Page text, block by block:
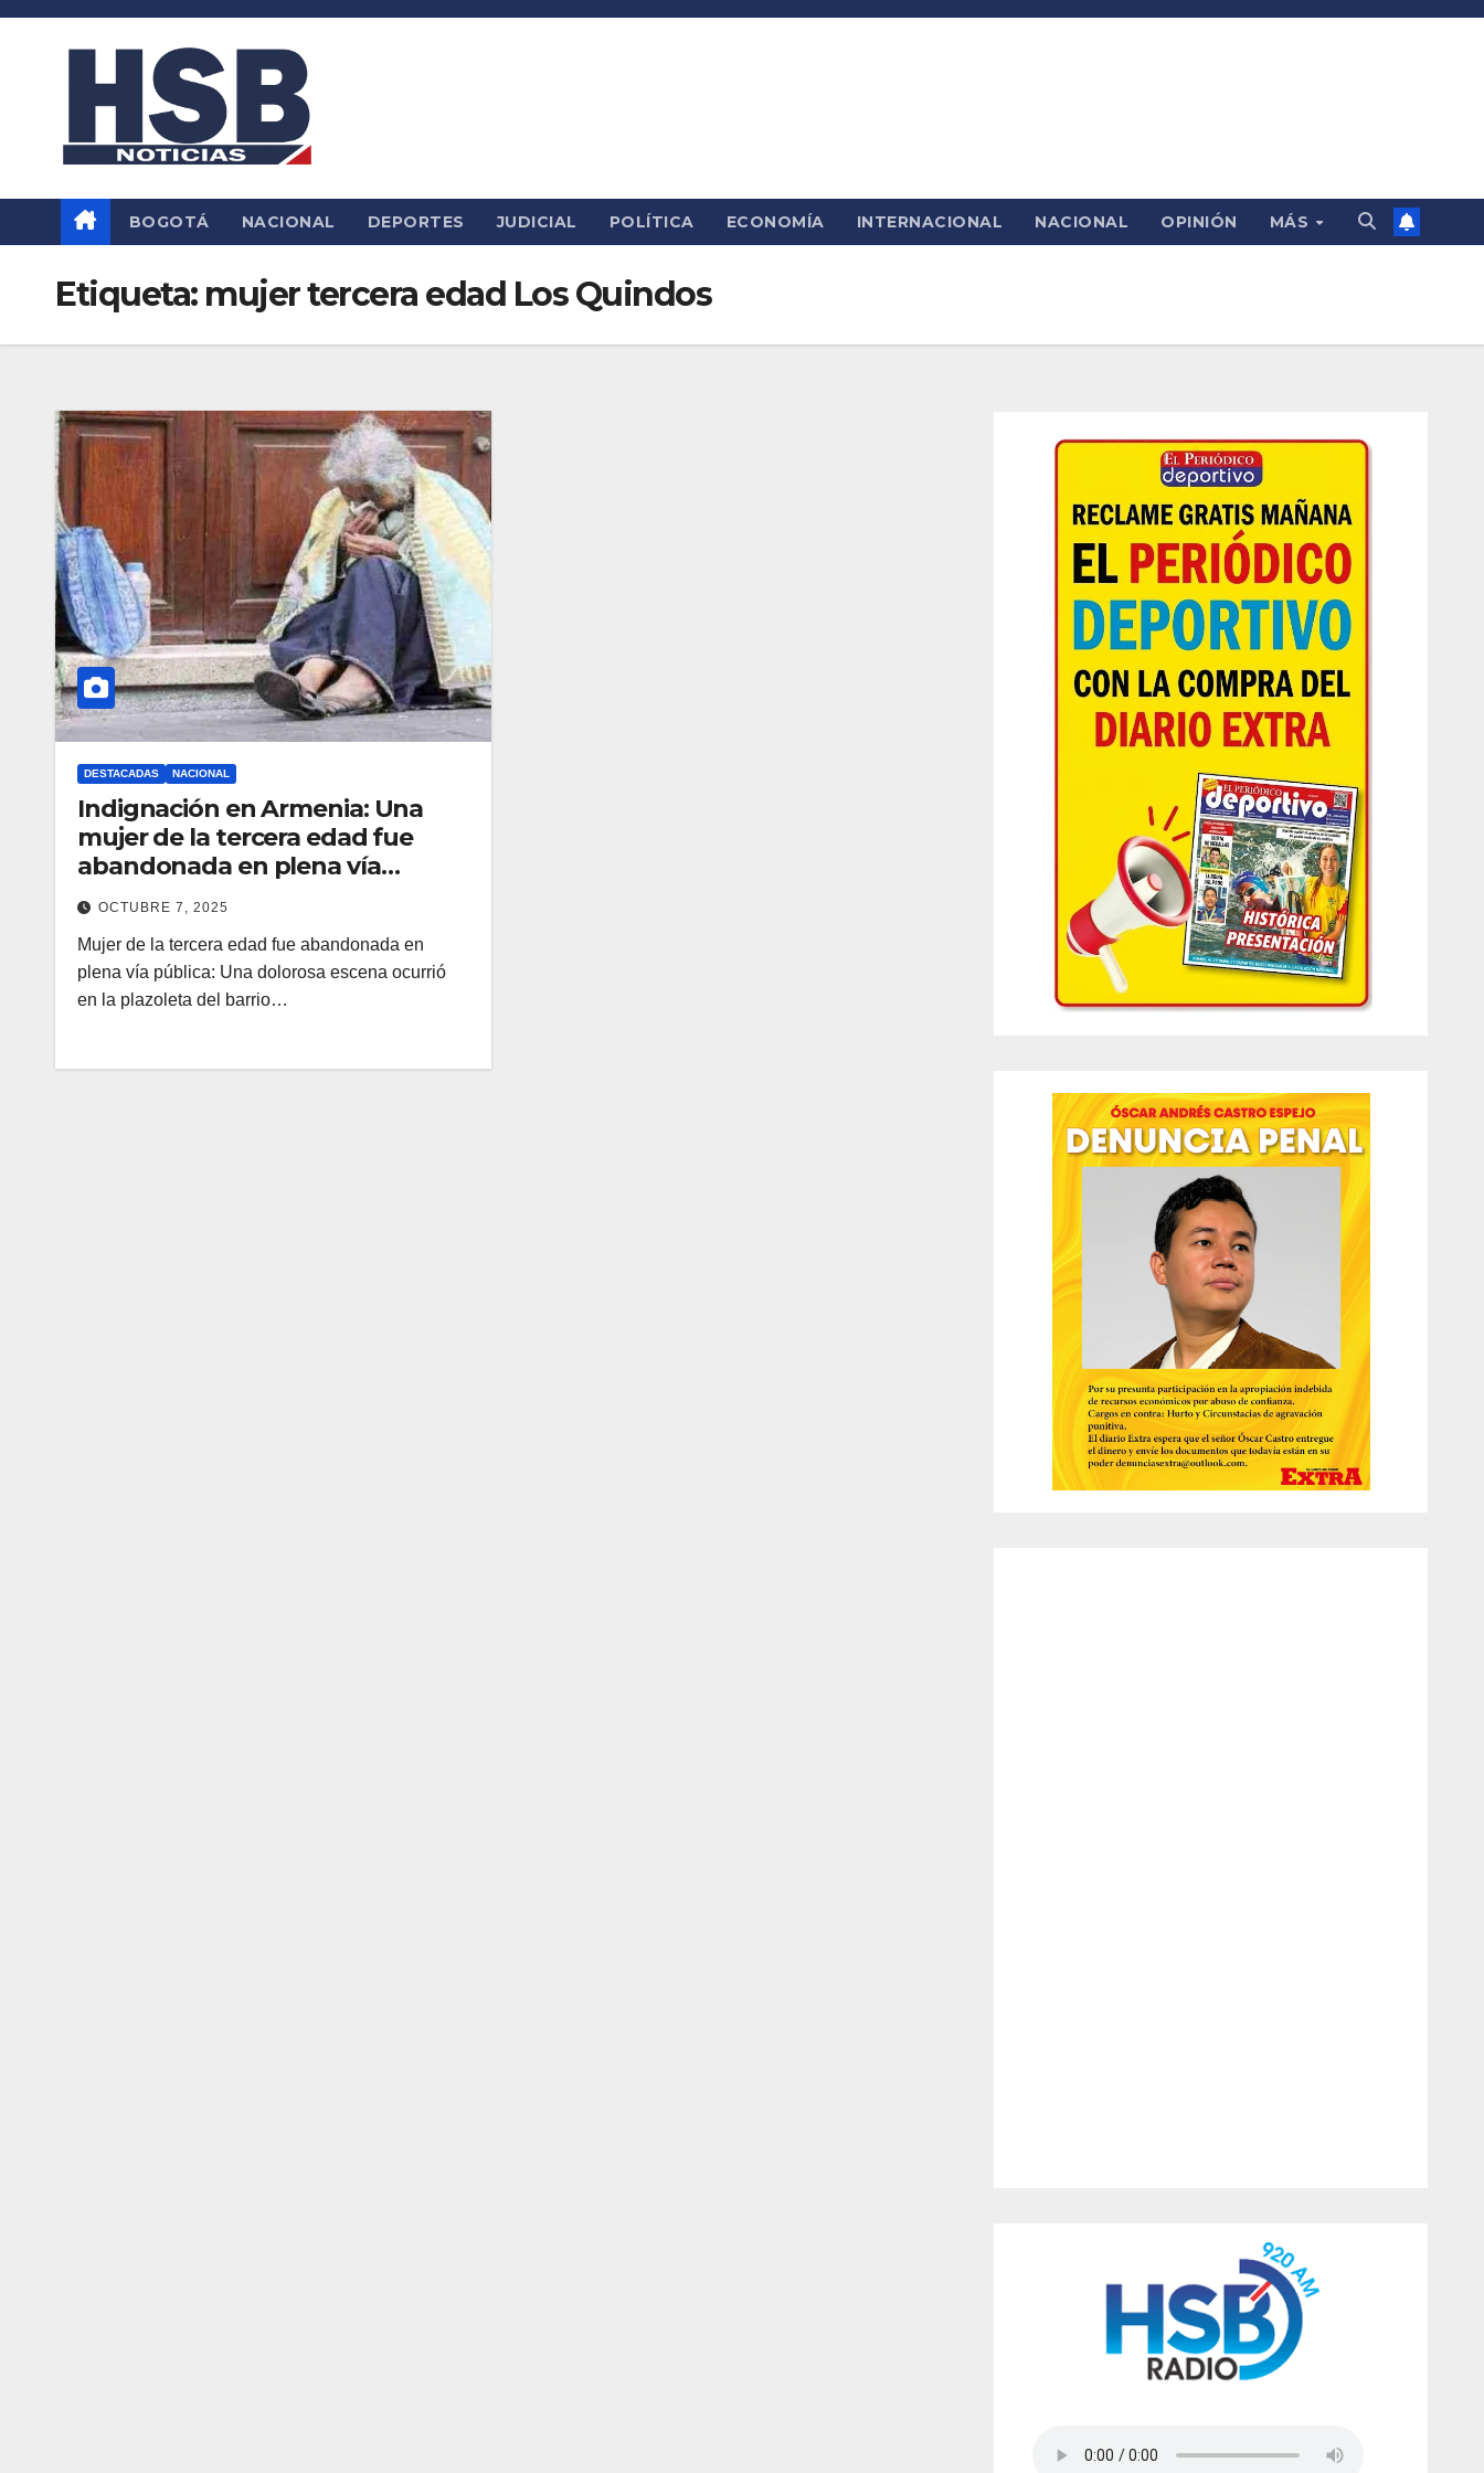
Saltar
BOGOTÁ NACIONAL DEPORTES JUDICIAL POLÍTICA ECONOMÍA INTERNACIONAL NACIONAL OPINIÓN MÁS
Etiqueta: mujer tercera edad Los Quindos
DESTACADAS NACIONAL
Indignación en Armenia: Una
mujer de la tercera edad fue
abandonada en plena vía
pública
OCTUBRE 7, 2025
Mujer de la tercera edad fue abandonada en
plena vía pública: Una dolorosa escena ocurrió
en la plazoleta del barrio…